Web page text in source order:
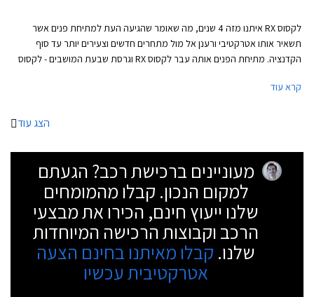
לקסוס RX איתנו מזה 4 שנים, מה שאומר שהגיעה העת למתיחת פנים אשר
תשאיר אותו אטרקטיבי ורענן אל מול מתחרים חדשים וצעירים יותר עד סוף
הקדנציה. מתיחת הפנים אותה עבר לקסוס RX וגרסת שבעת המושבים - לקסוס
ואופציה לחבילת F SPORT.
קרא עוד
הצג עוד
מעוניינים ברכישת רכב? הגעתם
למקום הנכון. קבלו מהמומחים
שלנו ייעוץ חינם, הכירו את מבצעי
הרכב וקבוצות הרכישה המיוחדות
שלנו. קבלו מאיתנו בחינם הצעה
אטרקטיבית עכשיו